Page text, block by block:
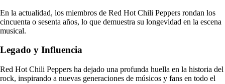
En la actualidad, los miembros de Red Hot Chili Peppers rondan los
cincuenta o sesenta años, lo que demuestra su longevidad en la escena
musical.
Legado y Influencia
Red Hot Chili Peppers ha dejado una profunda huella en la historia del
rock, inspirando a nuevas generaciones de músicos y fans en todo el